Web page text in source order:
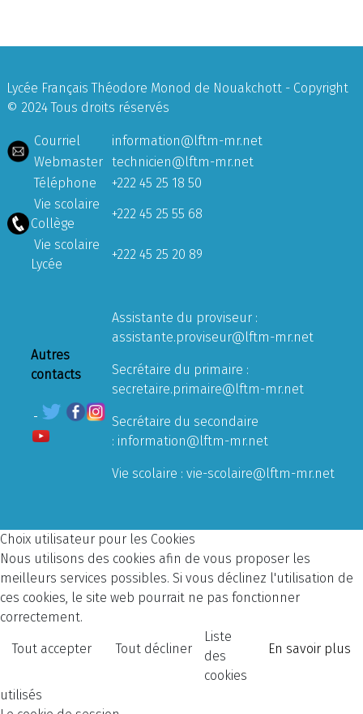
Lycée Français Théodore Monod de Nouakchott - Copyright
© 2024 Tous droits réservés
Courriel
information@lftm-mr.net
Webmaster technicien@lftm-mr.net
Téléphone
+222 45 25 18 50
Vie scolaire
Collège
+222 45 25 55 68
Vie scolaire
Lycée
+222 45 25 20 89
Autres
contacts
Assistante du proviseur :
assistante.proviseur@lftm-mr.net
Secrétaire du primaire :
secretaire.primaire@lftm-mr.net
Secrétaire du secondaire
: information@lftm-mr.net
Vie scolaire : vie-scolaire@lftm-mr.net
Choix utilisateur pour les Cookies
Nous utilisons des cookies afin de vous proposer les
meilleurs services possibles. Si vous déclinez l'utilisation de
ces cookies, le site web pourrait ne pas fonctionner
correctement.
Tout accepter Tout décliner En savoir plus
Liste
des
cookies
utilisés